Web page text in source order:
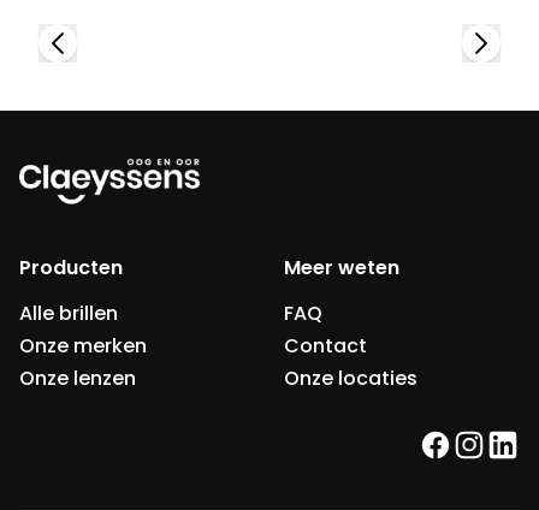
Producten
Alle brillen
Onze merken
Onze lenzen
Meer weten
FAQ
Contact
Onze locaties
facebook